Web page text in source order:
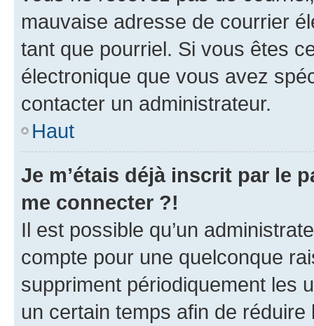
mauvaise adresse de courrier
tant que pourriel. Si vous êtes
électronique que vous avez
contacter un administrateur.
Haut
Je m’étais déjà inscrit par le
me connecter ?!
Il est possible qu’un
compte pour une quelconque
suppriment périodiquement les
un certain temps afin de